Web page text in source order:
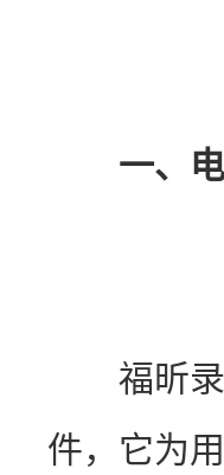
一、
福昕录
件，它为